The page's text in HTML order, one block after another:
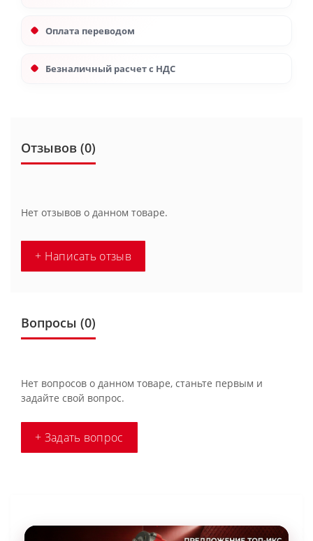
Оплата переводом
Безналичный расчет с НДС
Отзывов (0)
Нет отзывов о данном товаре.
+ Написать отзыв
Вопросы (0)
Нет вопросов о данном товаре, станьте первым и
задайте свой вопрос.
+ Задать вопрос